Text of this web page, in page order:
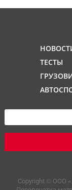
ТЕСТЫ
Copyright © OOO